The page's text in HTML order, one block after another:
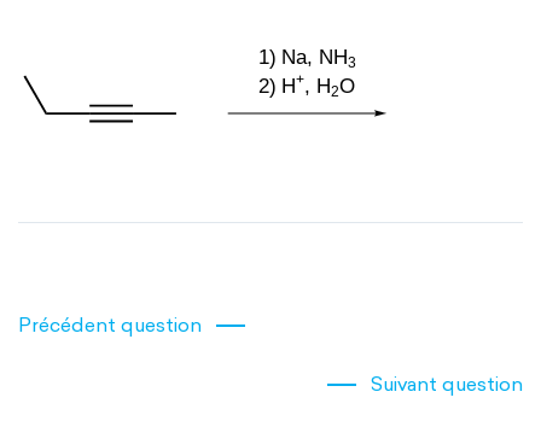
Précédent question
Suivant question